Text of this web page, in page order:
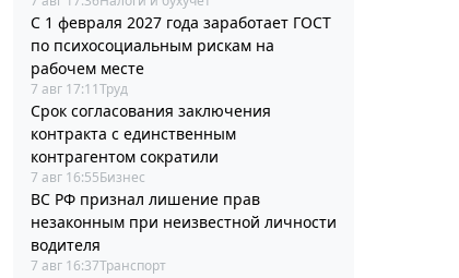
С 1 февраля 2027 года заработает ГОСТ
по психосоциальным рискам на
рабочем месте
7 авг 17:11Труд
Срок согласования заключения
контракта с единственным
контрагентом сократили
7 авг 16:55Бизнес
ВС РФ признал лишение прав
незаконным при неизвестной личности
водителя
7 авг 16:37Транспорт